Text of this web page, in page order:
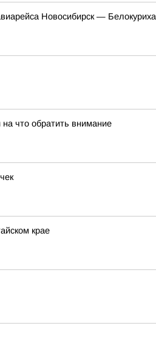
Новосибирск — Белокуриха
что обратить внимание
крае